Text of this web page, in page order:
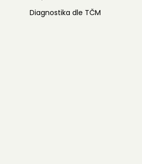
Diagnostika dle TČM